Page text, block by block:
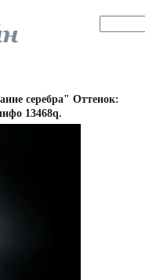
серебра" Оттенок:
13468q.